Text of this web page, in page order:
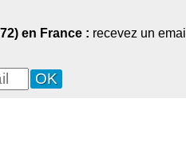
en France : recevez un email